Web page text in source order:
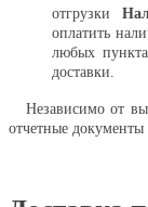
отгрузки
оплатить
любых
доставки.
Независимо от
отчетные документы